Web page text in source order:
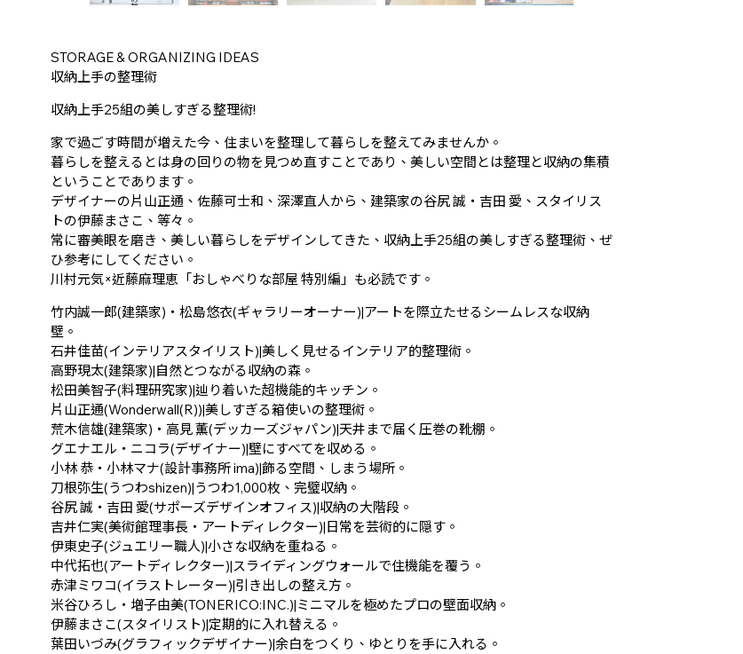
STORAGE & ORGANIZING IDEAS
収納上手の整理術
収納上手25組の美しすぎる整理術!
家で過ごす時間が増えた今、住まいを整理して暮らしを整えてみませんか。
暮らしを整えるとは身の回りの物を見つめ直すことであり、美しい空間とは整理と収納の集積
ということであります。
デザイナーの片山正通、佐藤可士和、深澤直人から、建築家の谷尻 誠・吉田 愛、スタイリス
トの伊藤まさこ、等々。
常に審美眼を磨き、美しい暮らしをデザインしてきた、収納上手25組の美しすぎる整理術、ぜ
ひ参考にしてください。
川村元気×近藤麻理恵「おしゃべりな部屋 特別編」も必読です。
竹内誠一郎(建築家)・松島悠衣(ギャラリーオーナー)|アートを際立たせるシームレスな収納
壁。
石井佳苗(インテリアスタイリスト)|美しく見せるインテリア的整理術。
高野現太(建築家)|自然とつながる収納の森。
松田美智子(料理研究家)|辿り着いた超機能的キッチン。
片山正通(Wonderwall(R))|美しすぎる箱使いの整理術。
荒木信雄(建築家)・高見 薫(デッカーズジャパン)|天井まで届く圧巻の靴棚。
グエナエル・ニコラ(デザイナー)|壁にすべてを収める。
小林 恭・小林マナ(設計事務所 ima)|飾る空間、しまう場所。
刀根弥生(うつわshizen)|うつわ1,000枚、完璧収納。
谷尻 誠・吉田 愛(サポーズデザインオフィス)|収納の大階段。
吉井仁実(美術館理事長・アートディレクター)|日常を芸術的に隠す。
伊東史子(ジュエリー職人)|小さな収納を重ねる。
中代拓也(アートディレクター)|スライディングウォールで住機能を覆う。
赤津ミワコ(イラストレーター)|引き出しの整え方。
米谷ひろし・増子由美(TONERICO:INC.)|ミニマルを極めたプロの壁面収納。
伊藤まさこ(スタイリスト)|定期的に入れ替える。
葉田いづみ(グラフィックデザイナー)|余白をつくり、ゆとりを手に入れる。